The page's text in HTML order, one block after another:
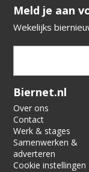
​​​​​​​Meld je aan
Wekelijks
Verification code:
Biernet.nl
Over ons
Contact
Werk & stages
Samenwerken &
adverteren
Cookie instellingen